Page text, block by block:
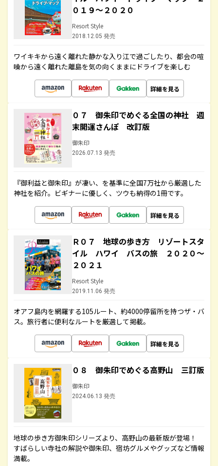
０１９～２０２０
Resort Style
2018.12.05 発売
ワイキキから遠く離れた静かな入り江で過ごしたり、都会の喧
噪から遠く離れた離島を気の向くままにドライブを楽しむ
詳細を見る
０７ 御朱印でめぐる全国の神社 週
末開運さんぽ 改訂版
御朱印
2026.07.13 発売
『御利益と御朱印』が凄い、を基準に全国7万社から厳選した
神社を紹介。ビギナーに優しく、ツウも納得の1冊です。
詳細を見る
Ｒ０７ 地球の歩き方 リゾートスタ
イル ハワイ バスの旅 ２０２０～
２０２１
Resort Style
2019.11.06 発売
オアフ島内を網羅する105ルート、約4000停留所を持つザ・バ
ス。旅行者に便利なルートを厳選して掲載。
詳細を見る
０８ 御朱印でめぐる高野山 三訂版
御朱印
2024.06.13 発売
地球の歩き方御朱印シリーズより、高野山の最新版が登場！
すばらしい寺社の解説や御朱印、宿坊グルメやグッズなど情報
満載。